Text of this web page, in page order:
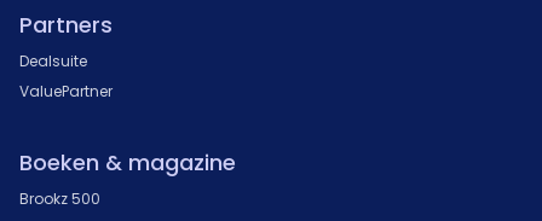
Partners
Dealsuite
ValuePartner
Boeken & magazine
Brookz 500